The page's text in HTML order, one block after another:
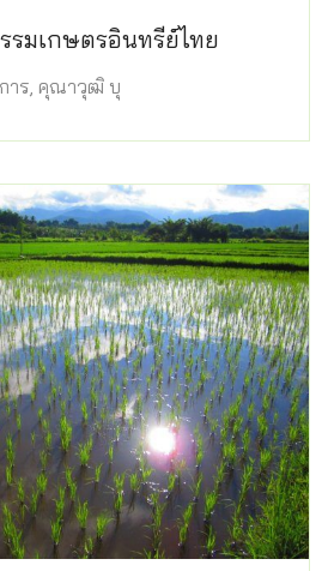
รมเกษตรอินทรีย์ไทย
าร, คุณาวุฒิ บุ